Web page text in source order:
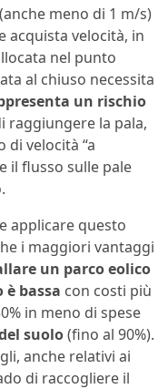
meno di 1 m/s)
acquista velocità, in
nel punto
al chiuso necessita
un rischio
raggiungere la pala,
di velocità “a
il flusso sulle pale
applicare questo
i maggiori vantaggi
un parco eolico
bassa con costi più
in meno di spese
suolo(fino al 90%).
anche relativi ai
di raccogliere il